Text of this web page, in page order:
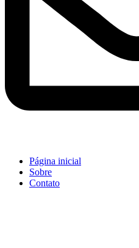
Página inicial
Sobre
Contato